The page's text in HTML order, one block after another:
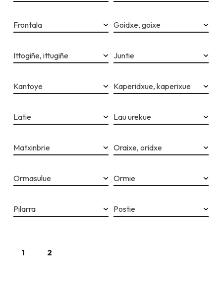
Frontala Goidxe, goixe
Ittogiñe, ittugiñe Juntie
Kantoye Kaperidxue, kaperixue
Latie Lau urekue
Matxinbrie Oraixe, oridxe
Ormasulue Ormie
Pilarra Postie
1 2